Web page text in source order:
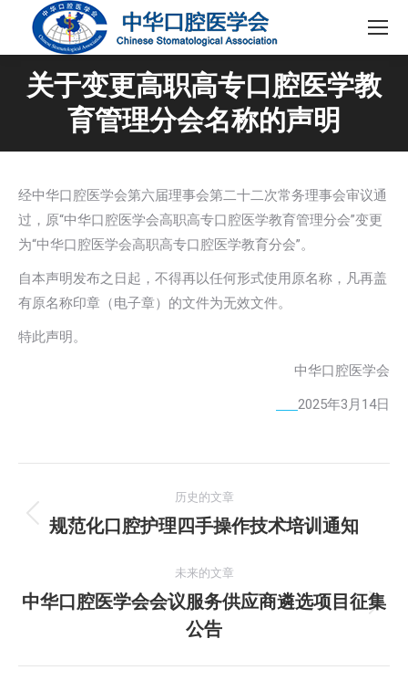
关于变更高职高专口腔医学教
育管理分会名称的声明
经中华口腔医学会第六届理事会第二十二次常务理事会审议通
过，原“中华口腔医学会高职高专口腔医学教育管理分会”变更
为“中华口腔医学会高职高专口腔医学教育分会”。
自本声明发布之日起，不得再以任何形式使用原名称，凡再盖
有原名称印章（电子章）的文件为无效文件。
特此声明。
中华口腔医学会
2025年3月14日
章
航
历史的文章
历
的
文
章：
规范化口腔护理四手操作技术培训通知
未来的文章
未
来
的
中华口腔医学会会议服务供应商遴选项目征集
公告